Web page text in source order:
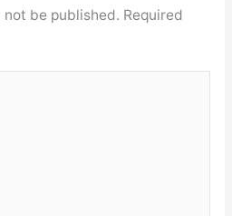
not be published. Required